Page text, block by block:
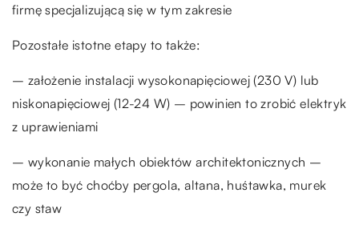
firmę specjalizującą się w tym zakresie
Pozostałe istotne etapy to także:
– założenie instalacji wysokonapięciowej (230 V) lub
niskonapięciowej (12-24 W) – powinien to zrobić elektryk
z uprawieniami
– wykonanie małych obiektów architektonicznych –
może to być choćby pergola, altana, huśtawka, murek
czy staw